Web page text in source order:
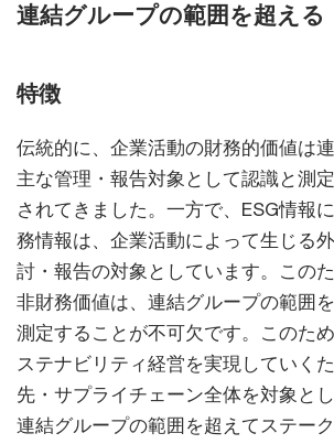
連結グループの範囲を超える
特徴
伝統的に、企業活動の財務的価値は
主な管理・報告対象として認識と測
されてきました。一方で、ESG情報
務情報は、企業活動によって生じる
討・報告の対象としています。この
非財務価値は、連結グループの範囲
測定することが不可欠です。このた
ステナビリティ経営を実現していく
先・サプライチェーン全体を対象と
連結グループの範囲を超えてステー